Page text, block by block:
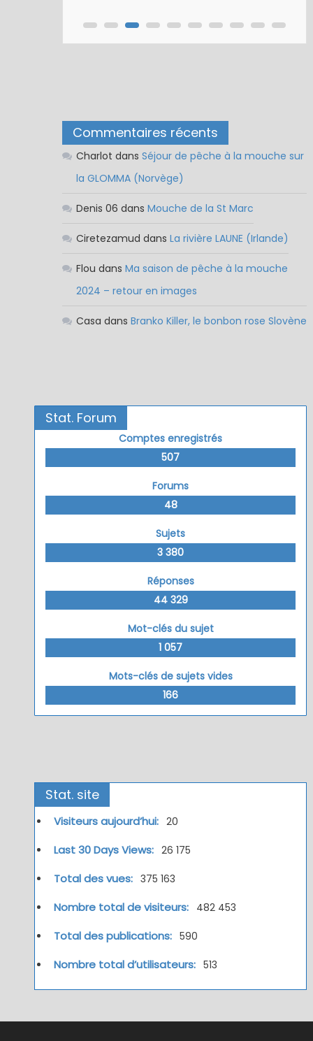
Commentaires récents
Charlot dans Séjour de pêche à la mouche sur
la GLOMMA (Norvège)
Denis 06 dans Mouche de la St Marc
Ciretezamud dans La rivière LAUNE (Irlande)
Flou dans Ma saison de pêche à la mouche
2024 – retour en images
Casa dans Branko Killer, le bonbon rose Slovène
Stat. Forum
Comptes enregistrés
507
Forums
48
Sujets
3 380
Réponses
44 329
Mot-clés du sujet
1 057
Mots-clés de sujets vides
166
Stat. site
Visiteurs aujourd’hui: 20
Last 30 Days Views: 26 175
Total des vues: 375 163
Nombre total de visiteurs: 482 453
Total des publications: 590
Nombre total d’utilisateurs: 513